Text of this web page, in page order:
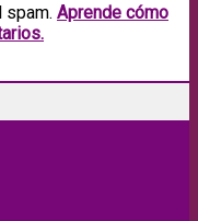
spam. Aprende cómo